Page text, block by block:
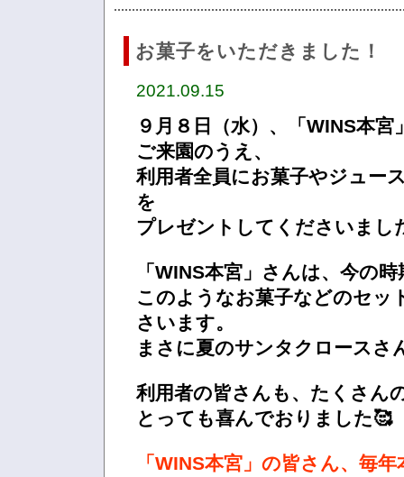
お菓子をいただきました！
2021.09.15
９月８日（水）、「WINS本
ご来園のうえ、
利用者全員にお菓子やジュー
を
プレゼントしてくださいまし
「WINS本宮」さんは、今の
このようなお菓子などのセッ
さいます。
まさに夏のサンタクロースさ
利用者の皆さんも、たくさん
とっても喜んでおりました🥰
「WINS本宮」の皆さん、毎